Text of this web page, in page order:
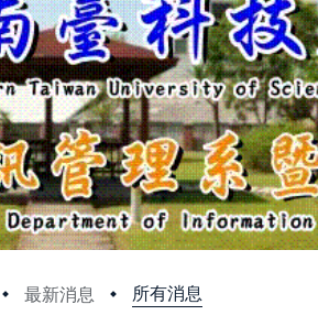
最新消息 所有消息